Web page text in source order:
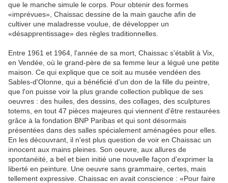
que le manche simule le corps. Pour obtenir des formes
«imprévues», Chaissac dessine de la main gauche afin de
cultiver une maladresse voulue, de développer un
«désapprentissage» des règles traditionnelles.
Entre 1961 et 1964, l'année de sa mort, Chaissac s'établit à Vix,
en Vendée, où le grand-père de sa femme leur a légué une petite
maison. Ce qui explique que ce soit au musée vendéen des
Sables-d'Olonne, qui a bénéficié d'un don de la fille du peintre,
que l'on puisse voir la plus grande collection publique de ses
oeuvres : des huiles, des dessins, des collages, des sculptures
totems, en tout 47 pièces majeures qui viennent d'être restaurées
grâce à la fondation BNP Paribas et qui sont désormais
présentées dans des salles spécialement aménagées pour elles.
En les découvrant, il n'est plus question de voir en Chaissac un
innocent aux mains pleines. Son oeuvre, aux allures de
spontanéité, a bel et bien initié une nouvelle façon d'exprimer la
liberté en peinture. Une oeuvre sans grammaire, certes, mais
tellement expressive. Chaissac en avait conscience : «Pour faire